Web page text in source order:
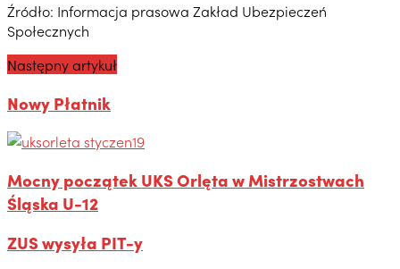
Źródło: Informacja prasowa Zakład Ubezpieczeń
Społecznych
Następny artykuł
Nowy Płatnik
Mocny początek UKS Orlęta w Mistrzostwach
Śląska U-12
ZUS wysyła PIT-y